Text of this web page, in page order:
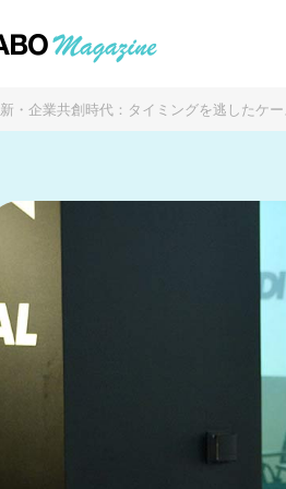
新・企業共創時代：タイミングを逃したケ